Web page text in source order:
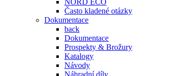
NORD ECO
Často kladené otázky
Dokumentace
back
Dokumentace
Prospekty & Brožury
Katalogy
Návody
Náhradní díly